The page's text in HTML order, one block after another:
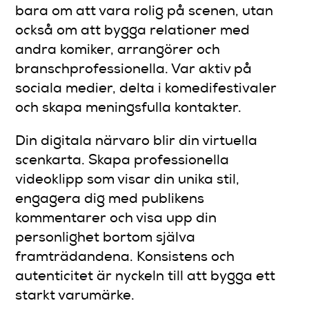
bara om att vara rolig på scenen, utan
också om att bygga relationer med
andra komiker, arrangörer och
branschprofessionella. Var aktiv på
sociala medier, delta i komedifestivaler
och skapa meningsfulla kontakter.
Din digitala närvaro blir din virtuella
scenkarta. Skapa professionella
videoklipp som visar din unika stil,
engagera dig med publikens
kommentarer och visa upp din
personlighet bortom själva
framträdandena. Konsistens och
autenticitet är nyckeln till att bygga ett
starkt varumärke.